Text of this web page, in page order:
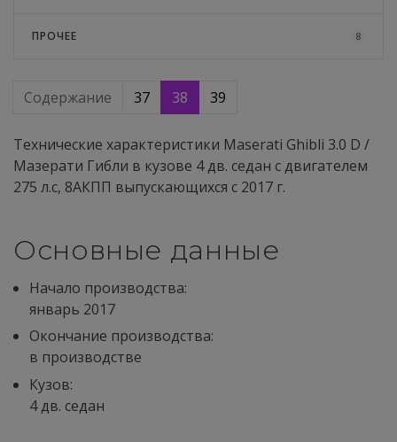
ПРОЧЕЕ 8
Содержание 37 38 39
Технические характеристики Maserati Ghibli 3.0 D /
Мазерати Гибли в кузове 4 дв. седан с двигателем
275 л.с, 8АКПП выпускающихся c 2017 г.
Основные данные
Начало производства:
январь 2017
Окончание производства:
в производстве
Кузов:
4 дв. седан